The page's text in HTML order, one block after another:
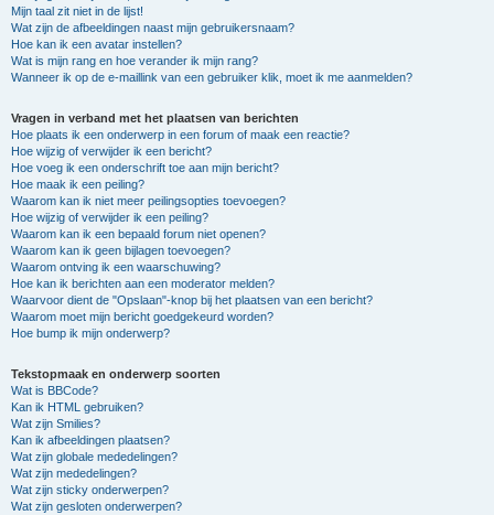
Mijn taal zit niet in de lijst!
Wat zijn de afbeeldingen naast mijn gebruikersnaam?
Hoe kan ik een avatar instellen?
Wat is mijn rang en hoe verander ik mijn rang?
Wanneer ik op de e-maillink van een gebruiker klik, moet ik me aanmelden?
Vragen in verband met het plaatsen van berichten
Hoe plaats ik een onderwerp in een forum of maak een reactie?
Hoe wijzig of verwijder ik een bericht?
Hoe voeg ik een onderschrift toe aan mijn bericht?
Hoe maak ik een peiling?
Waarom kan ik niet meer peilingsopties toevoegen?
Hoe wijzig of verwijder ik een peiling?
Waarom kan ik een bepaald forum niet openen?
Waarom kan ik geen bijlagen toevoegen?
Waarom ontving ik een waarschuwing?
Hoe kan ik berichten aan een moderator melden?
Waarvoor dient de "Opslaan"-knop bij het plaatsen van een bericht?
Waarom moet mijn bericht goedgekeurd worden?
Hoe bump ik mijn onderwerp?
Tekstopmaak en onderwerp soorten
Wat is BBCode?
Kan ik HTML gebruiken?
Wat zijn Smilies?
Kan ik afbeeldingen plaatsen?
Wat zijn globale mededelingen?
Wat zijn mededelingen?
Wat zijn sticky onderwerpen?
Wat zijn gesloten onderwerpen?